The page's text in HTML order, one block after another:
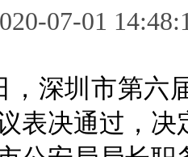
07-01
深圳市第六
表决通过，